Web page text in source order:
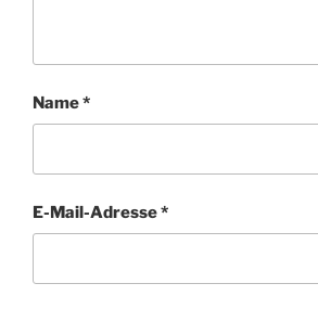
Name*
E-Mail-Adresse*